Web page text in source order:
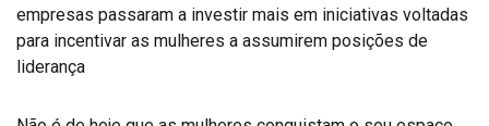
empresas passaram a investir mais em iniciativas voltadas
para incentivar as mulheres a assumirem posições de
liderança